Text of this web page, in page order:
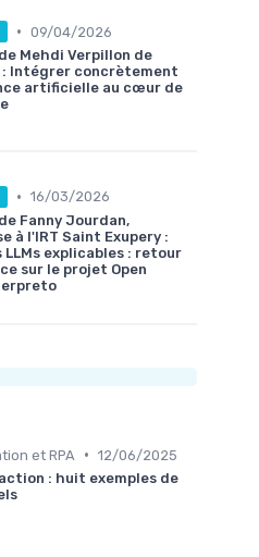
• 09/04/2026
Mehdi Verpillon de
: Intégrer concrètement
artificielle au cœur de
• 16/03/2026
Fanny Jourdan,
à l'IRT Saint Exupery :
LLMs explicables : retour
sur le projet Open
et RPA • 12/06/2025
action : huit exemples de